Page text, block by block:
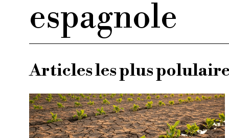
espagnole
Articles les plus